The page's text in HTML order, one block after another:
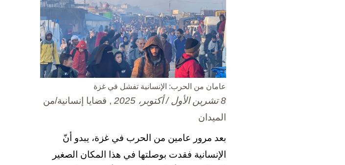
عامان من الحرب: الإنسانية تفشل في غزة
8 تشرين الأول / أكتوبر، 2025
, قضايا إنسانية/من
الميدان
بعد مرور عامين من الحرب في غزة، يبدو أنّ
الإنسانية فقدت بوصلتها في هذا المكان الصغير